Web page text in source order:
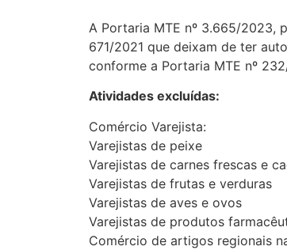
A Portaria MTE nº 3.665/2023,
671/2021 que deixam de ter
conforme a Portaria MTE nº
Atividades excluídas:
Comércio Varejista:
Varejistas de peixe
Varejistas de carnes frescas e
Varejistas de frutas e verduras
Varejistas de aves e ovos
Varejistas de produtos
Comércio de artigos regionais